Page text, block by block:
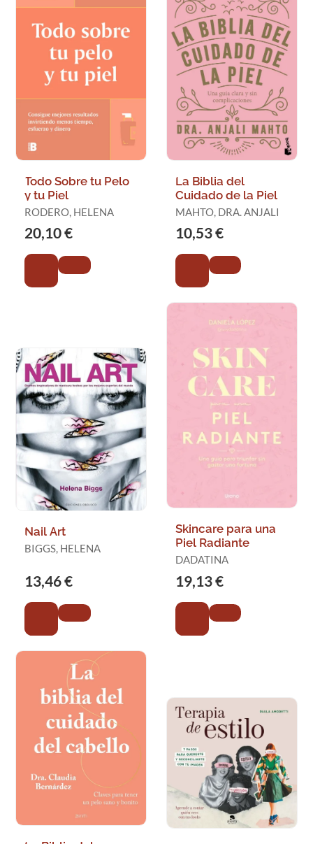
Todo Sobre tu Pelo
y tu Piel
RODERO, HELENA
20,10 €
La Biblia del
Cuidado de la Piel
MAHTO, DRA. ANJALI
10,53 €
Nail Art
BIGGS, HELENA
13,46 €
Skincare para una
Piel Radiante
DADATINA
19,13 €